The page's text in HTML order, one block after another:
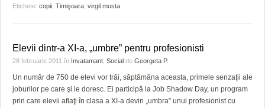
Etichete: copii Timişoara virgil musta
Elevii dintr-a XI-a, „umbre” pentru profesionisti
28 februarie 2011 în Invatamant Social de Georgeta P.
Un număr de 750 de elevi vor trăi, săptămâna aceasta, primele senzaţii ale
joburilor pe care şi le doresc. Ei participă la Job Shadow Day, un program
prin care elevii aflaţi în clasa a XI-a devin „umbra” unui profesionist cu